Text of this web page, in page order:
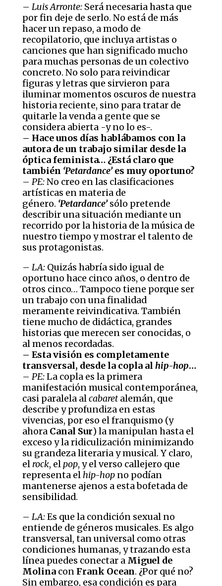
– Luis Arronte:Será necesaria hasta que
por fin deje de serlo. No está de más
hacer un repaso, a modo de
recopilatorio, que incluya artistas o
canciones que han significado mucho
para muchas personas de un colectivo
concreto. No solo para reivindicar
figuras y letras que sirvieron para
iluminar momentos oscuros de nuestra
historia reciente, sino para tratar de
quitarle la venda a gente que se
considera abierta -y no lo es-.
– Hace unos días hablábamos con la
autora de un trabajo similar desde la
óptica feminista… ¿Está claro que
también ‘Petardance’es muy oportuno?
– PE:No creo en las clasificaciones
artísticas en materia de
género. ‘Petardance’sólo pretende
describir una situación mediante un
recorrido por la historia de la música de
nuestro tiempo y mostrar el talento de
sus protagonistas.
– LA:Quizás habría sido igual de
oportuno hace cinco años, o dentro de
otros cinco… Tampoco tiene porque ser
un trabajo con una finalidad
meramente reivindicativa. También
tiene mucho de didáctica, grandes
historias que merecen ser conocidas, o
al menos recordadas.
– Esta visión es completamente
transversal, desde la copla al hip-hop…
– PE:La copla es la primera
manifestación musical contemporánea,
casi paralela alcabaretalemán, que
describe y profundiza en estas
vivencias, por eso el franquismo (y
ahora Canal Sur) la manipulan hasta el
exceso y la ridiculización minimizando
su grandeza literaria y musical. Y claro,
el rock, elpop, y el verso callejero que
representa el hip-hopno podían
mantenerse ajenos a esta bofetada de
sensibilidad.
– LA:Es que la condición sexual no
entiende de géneros musicales. Es algo
transversal, tan universal como otras
condiciones humanas, y trazando esta
línea puedes conectar a Miguel de
MolinaconFrank Ocean. ¿Por qué no?
Sin embargo, esa condición es para